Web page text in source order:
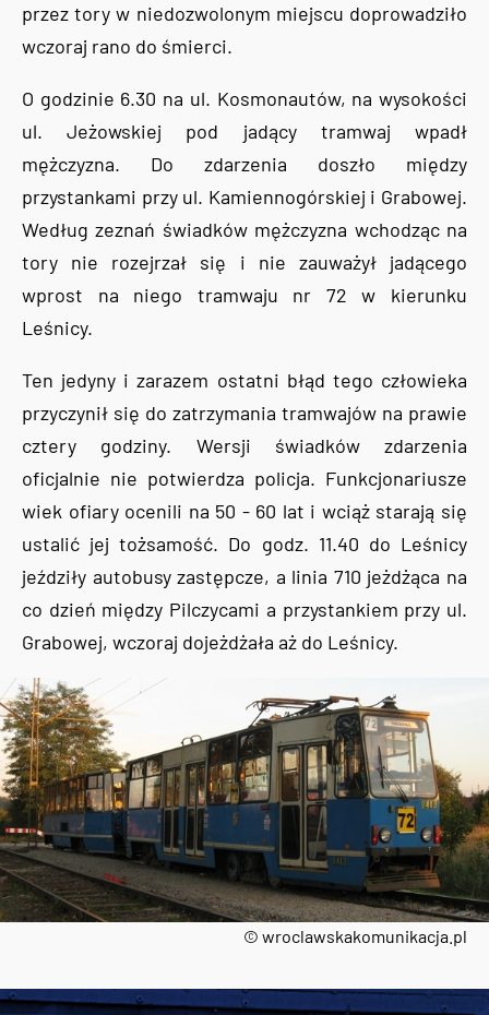
© wroclawskakomunikacja.pl
przez tory w niedozwolonym miejscu doprowadziło
wczoraj rano do śmierci.
O godzinie 6.30 na ul. Kosmonautów, na wysokości
ul. Jeżowskiej pod jadący tramwaj wpadł
mężczyzna. Do zdarzenia doszło między
przystankami przy ul. Kamiennogórskiej i Grabowej.
Według zeznań świadków mężczyzna wchodząc na
tory nie rozejrzał się i nie zauważył jadącego
wprost na niego tramwaju nr 72 w kierunku
Leśnicy.
Ten jedyny i zarazem ostatni błąd tego człowieka
przyczynił się do zatrzymania tramwajów na prawie
cztery godziny. Wersji świadków zdarzenia
oficjalnie nie potwierdza policja. Funkcjonariusze
wiek ofiary ocenili na 50 - 60 lat i wciąż starają się
ustalić jej tożsamość. Do godz. 11.40 do Leśnicy
jeździły autobusy zastępcze, a linia 710 jeżdżąca na
co dzień między Pilczycami a przystankiem przy ul.
Grabowej, wczoraj dojeżdżała aż do Leśnicy.